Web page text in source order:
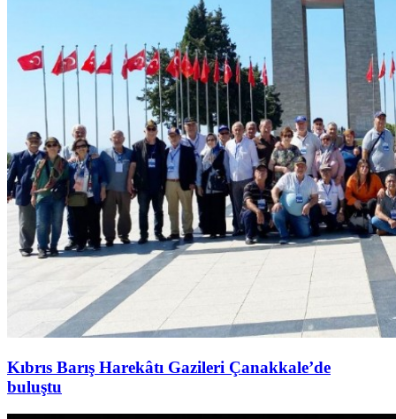
Kıbrıs Barış Harekâtı Gazileri Çanakkale’de
buluştu